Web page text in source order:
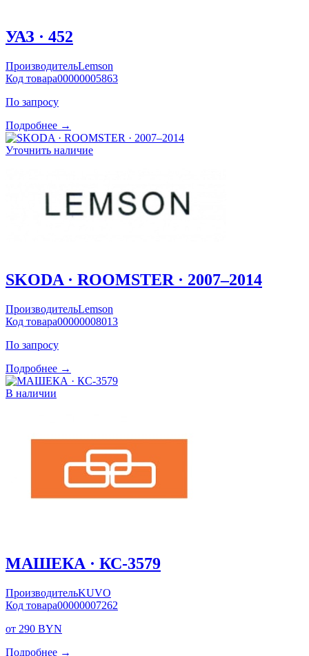
УАЗ · 452
ПроизводительLemson
Код товара00000005863
По запросу
Подробнее →
Уточнить наличие
SKODA · ROOMSTER · 2007–2014
ПроизводительLemson
Код товара00000008013
По запросу
Подробнее →
В наличии
МАШЕКА · КС-3579
ПроизводительKUVO
Код товара00000007262
от 290 BYN
Подробнее →